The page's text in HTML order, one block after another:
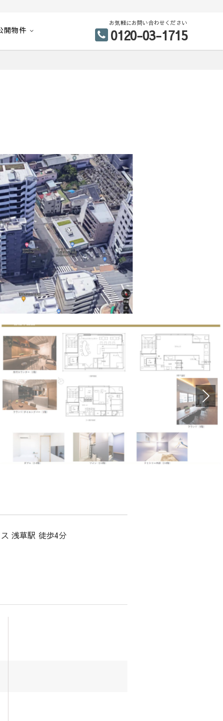
開物件
お気軽にお問い合わせください
0120-03-1715
浅草駅 徒歩4分